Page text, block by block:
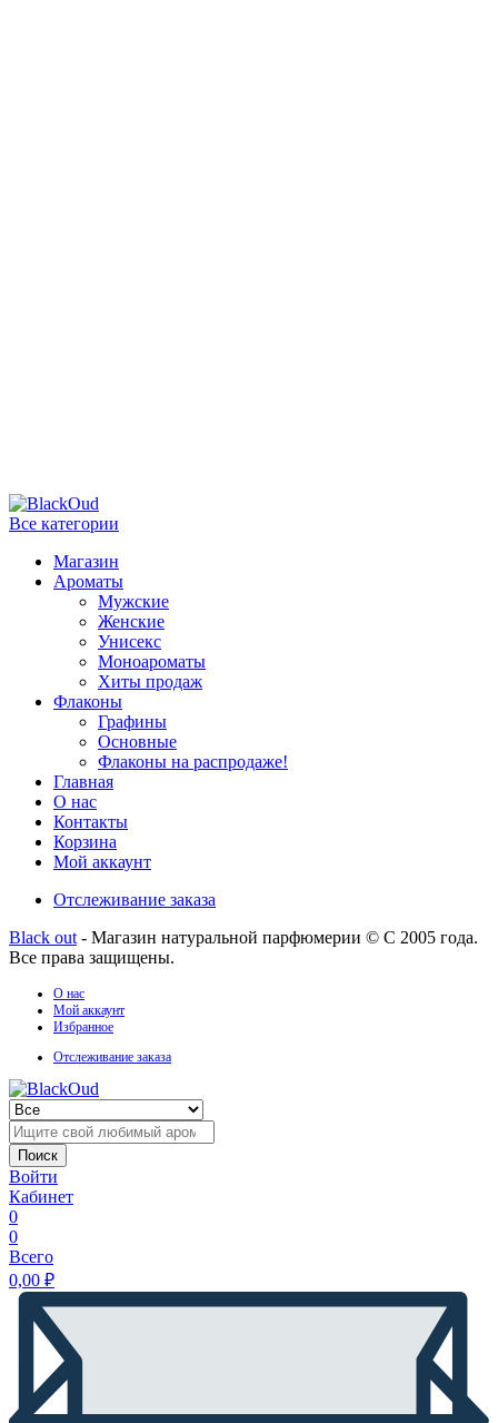
Все категории
Магазин
Ароматы
Мужские
Женские
Унисекс
Моноароматы
Хиты продаж
Флаконы
Графины
Основные
Флаконы на распродаже!
Главная
О нас
Контакты
Корзина
Мой аккаунт
Отслеживание заказа
Black out - Магазин натуральной парфюмерии © С 2005 года.
Все права защищены.
О нас
Мой аккаунт
Избранное
Отслеживание заказа
Поиск
Войти
Кабинет
0
0
Всего
0,00 ₽